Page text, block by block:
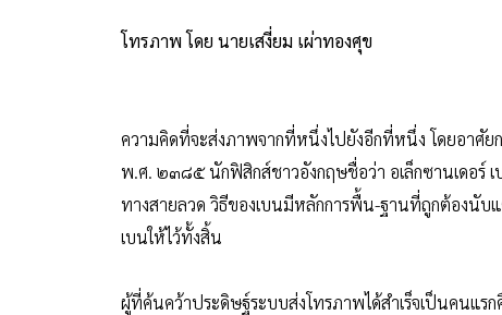
โทรภาพ โดย นายเสงี่ยม เผ่าทองศุข
ความคิดที่จะส่งภาพจากที่หนึ่งไปยังอีกที่หนึ่ง โดยอาศัยก
พ.ศ. ๒๓๘๕ นักฟิสิกส์ชาวอังกฤษชื่อว่า อเล็กซานเดอร์ เ
ทางสายลวด วิธีของเบนมีหลักการพื้น-ฐานที่ถูกต้องนับ
เบนให้ไว้ทั้งสิ้น
ผู้ที่ค้นคว้าประดิษฐ์ระบบส่งโทรภาพได้สำเร็จเป็นคนแรก